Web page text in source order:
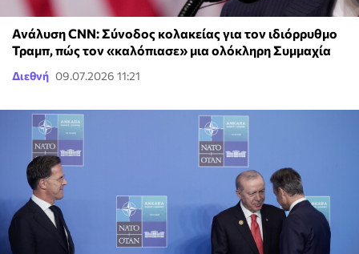
Ανάλυση CNN: Σύνοδος κολακείας για τον ιδιόρρυθμο
Τραμπ, πώς τον «καλόπιασε» μια ολόκληρη Συμμαχία
Διεθνή 09.07.2026 11:21